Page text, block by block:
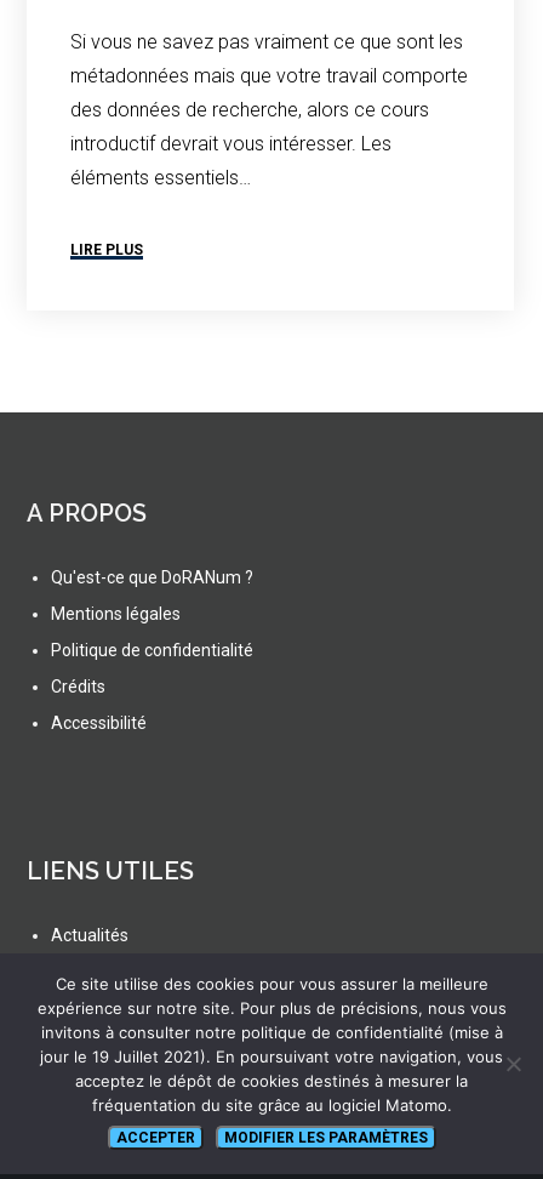
Si vous ne savez pas vraiment ce que sont les
métadonnées mais que votre travail comporte
des données de recherche, alors ce cours
introductif devrait vous intéresser. Les
éléments essentiels…
LIRE PLUS
A PROPOS
Qu'est-ce que DoRANum ?
Mentions légales
Politique de confidentialité
Crédits
Accessibilité
LIENS UTILES
Actualités
FAQ
Glossaire
Plan du site
Ce site utilise des cookies pour vous assurer la meilleure
expérience sur notre site. Pour plus de précisions, nous vous
invitons à consulter notre politique de confidentialité (mise à
jour le 19 Juillet 2021). En poursuivant votre navigation, vous
acceptez le dépôt de cookies destinés à mesurer la
fréquentation du site grâce au logiciel Matomo.
ACCEPTER MODIFIER LES PARAMÈTRES